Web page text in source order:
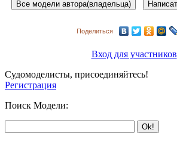
Поделиться
Вход для участников
Судомоделисты, присоединяйтесь!
Регистрация
Поиск Модели: